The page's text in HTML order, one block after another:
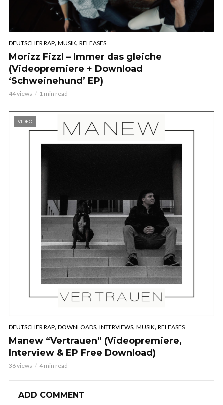
DEUTSCHER RAP, MUSIK, RELEASES
Morizz Fizzl – Immer das gleiche
(Videopremiere + Download
‘Schweinehund’ EP)
44 views 1 min read
VIDEO
DEUTSCHER RAP, DOWNLOADS, INTERVIEWS, MUSIK, RELEASES
Manew “Vertrauen” (Videopremiere,
Interview & EP Free Download)
36 views 4 min read
ADD COMMENT